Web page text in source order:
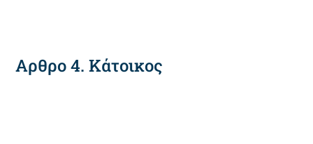
Αρθρο 4. Κάτοικος